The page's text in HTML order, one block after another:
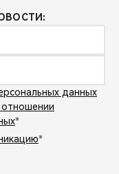
данных
*
*